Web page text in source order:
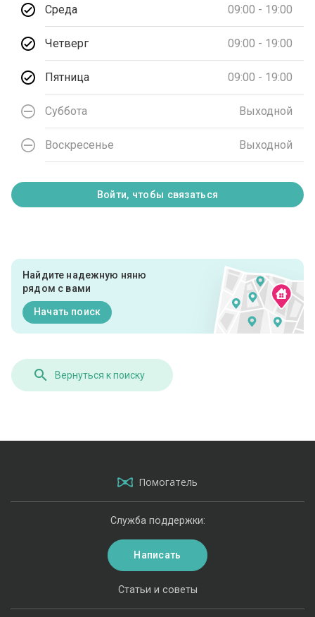
Среда 09:00 - 19:00
Четверг 09:00 - 19:00
Пятница 09:00 - 19:00
Суббота Выходной
Воскресенье Выходной
Войти, чтобы связаться
Найдите надежную няню
рядом с вами
Начать поиск
Вернуться к поиску
Помогатель
Статьи и советы
Служба поддержки:
Написать